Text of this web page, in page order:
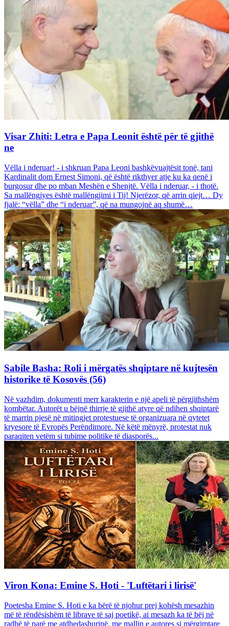
Visar Zhiti: Letra e Papa Leonit është për të gjithë
ne
Vëlla i nderuar! - i shkruan Papa Leoni bashkëvuajtësit tonë, tani
Kardinalit dom Ernest Simoni, që është rikthyer atje ku ka qenë i
burgosur dhe po mban Meshën e Shenjtë. Vëlla i nderuar, - i thotë.
Sa mallëngjyes është mallëngjimi i Tij! Njerëzor, që arrin qiejt… Dy
fjalë: “vëlla” dhe “i nderuar”, që na mungojnë aq shumë…
Sabile Basha: Roli i mërgatës shqiptare në kujtesën
historike të Kosovës (56)
Në vazhdim, dokumenti merr karakterin e një apeli të përgjithshëm
kombëtar. Autorët u bëjnë thirrje të gjithë atyre që ndihen shqiptarë
të marrin pjesë në mitingjet protestuese të organizuara në qytetet
kryesore të Evropës Perëndimore. Në këtë mënyrë, protestat nuk
paraqiten vetëm si tubime politike të diasporës...
Viron Kona: Emine S. Hoti - 'Luftëtari i lirisë'
Poetesha Emine S. Hoti e ka bërë të njohur prej kohësh mesazhin
më të rëndësishëm të librave të saj poetikë, ai mesazh ka të bëj në
radhë të parë me atdhedashurinë, me mallin e autores si mërgimtare